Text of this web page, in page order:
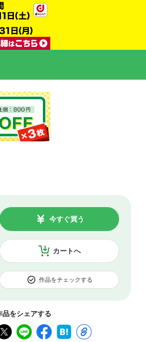
カートへ
今すぐ買う
作品をチェックする
品をシェアする